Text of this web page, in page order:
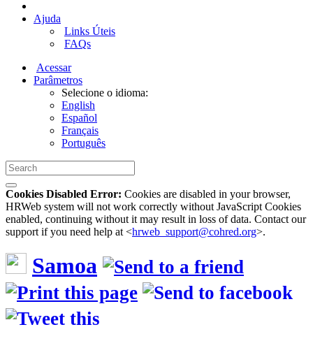
Ajuda
Links Úteis
FAQs
Acessar
Parâmetros
Selecione o idioma:
English
Español
Français
Português
Cookies Disabled Error: Cookies are disabled in your browser,
HRWeb system will not work correctly without JavaScript Cookies
enabled, continuing without it may result in loss of data. Contact our
support if you need help at <hrweb_support@cohred.org>.
Samoa